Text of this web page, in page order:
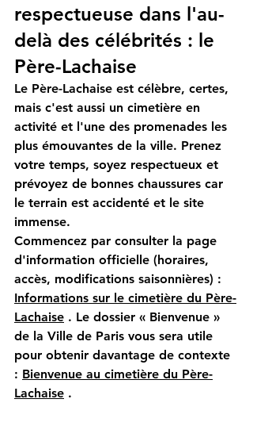
respectueuse dans l'au-
delà des célébrités : le
Père-Lachaise
Le Père-Lachaise est célèbre, certes,
mais c'est aussi un cimetière en
activité et l'une des promenades les
plus émouvantes de la ville. Prenez
votre temps, soyez respectueux et
prévoyez de bonnes chaussures car
le terrain est accidenté et le site
immense.
Commencez par consulter la page
d'information officielle (horaires,
accès, modifications saisonnières) :
Informations sur le cimetière du Père-
Lachaise . Le dossier « Bienvenue »
de la Ville de Paris vous sera utile
pour obtenir davantage de contexte
: Bienvenue au cimetière du Père-
Lachaise .